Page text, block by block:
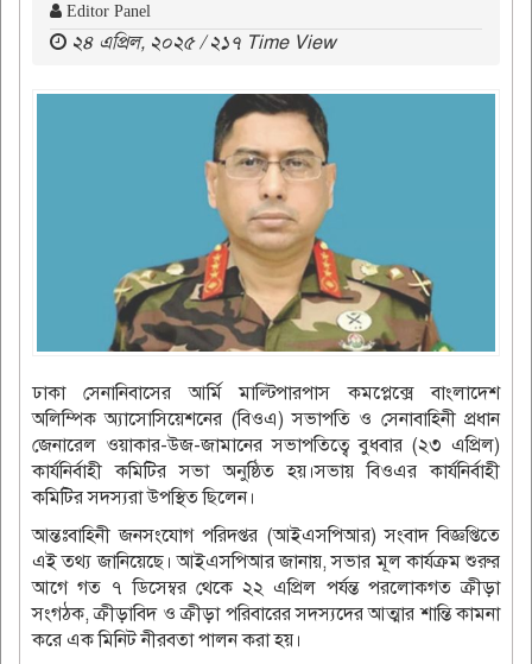
Editor Panel
২৪ এপ্রিল, ২০২৫ / ২১৭ Time View
ঢাকা সেনানিবাসের আর্মি মাল্টিপারপাস কমপ্লেক্সে বাংলাদেশ
অলিম্পিক অ্যাসোসিয়েশনের (বিওএ) সভাপতি ও সেনাবাহিনী প্রধান
জেনারেল ওয়াকার-উজ-জামানের সভাপতিত্বে বুধবার (২৩ এপ্রিল)
কার্যনির্বাহী কমিটির সভা অনুষ্ঠিত হয়।সভায় বিওএর কার্যনির্বাহী
কমিটির সদস্যরা উপস্থিত ছিলেন।
আন্তঃবাহিনী জনসংযোগ পরিদপ্তর (আইএসপিআর) সংবাদ বিজ্ঞপ্তিতে
এই তথ্য জানিয়েছে। আইএসপিআর জানায়, সভার মূল কার্যক্রম শুরুর
আগে গত ৭ ডিসেম্বর থেকে ২২ এপ্রিল পর্যন্ত পরলোকগত ক্রীড়া
সংগঠক, ক্রীড়াবিদ ও ক্রীড়া পরিবারের সদস্যদের আত্মার শান্তি কামনা
করে এক মিনিট নীরবতা পালন করা হয়।